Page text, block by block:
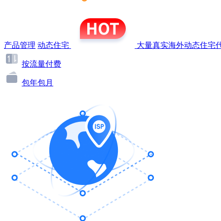
产品管理 动态住宅 大量真实海外动态住宅
按流量付费
包年包月